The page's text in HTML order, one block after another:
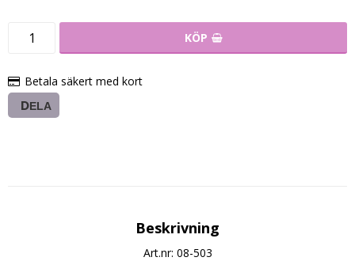
KÖP
Betala säkert med kort
DELA
Beskrivning
Art.nr: 08-503